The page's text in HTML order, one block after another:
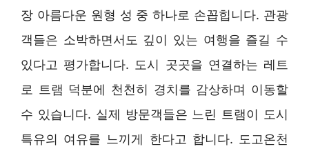
장 아름다운 원형 성 중 하나로 손꼽힙니다. 관광
객들은 소박하면서도 깊이 있는 여행을 즐길 수
있다고 평가합니다. 도시 곳곳을 연결하는 레트
로 트램 덕분에 천천히 경치를 감상하며 이동할
수 있습니다. 실제 방문객들은 느린 트램이 도시
특유의 여유를 느끼게 한다고 합니다. 도고온천